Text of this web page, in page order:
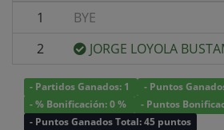
1
BYE
2
JORGE LOYOLA
- Partidos Ganados: 1
- Puntos
- % Bonificación: 0 %
- Puntos
- Puntos Ganados Total: 45 puntos